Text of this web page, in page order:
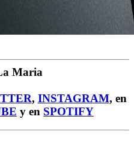
Maria
, INSTAGRAM, en
y en SPOTIFY